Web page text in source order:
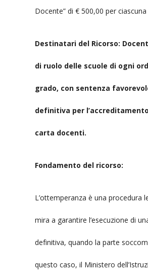
Docente” di € 500,00 per
Destinatari del Ricorso:
di ruolo delle scuole di ogni
grado, con sentenza
definitiva per
carta docenti.
Fondamento del ricorso:
L’ottemperanza è una procedura
mira a garantire l’esecuzione di
definitiva, quando la parte
questo caso, il Ministero